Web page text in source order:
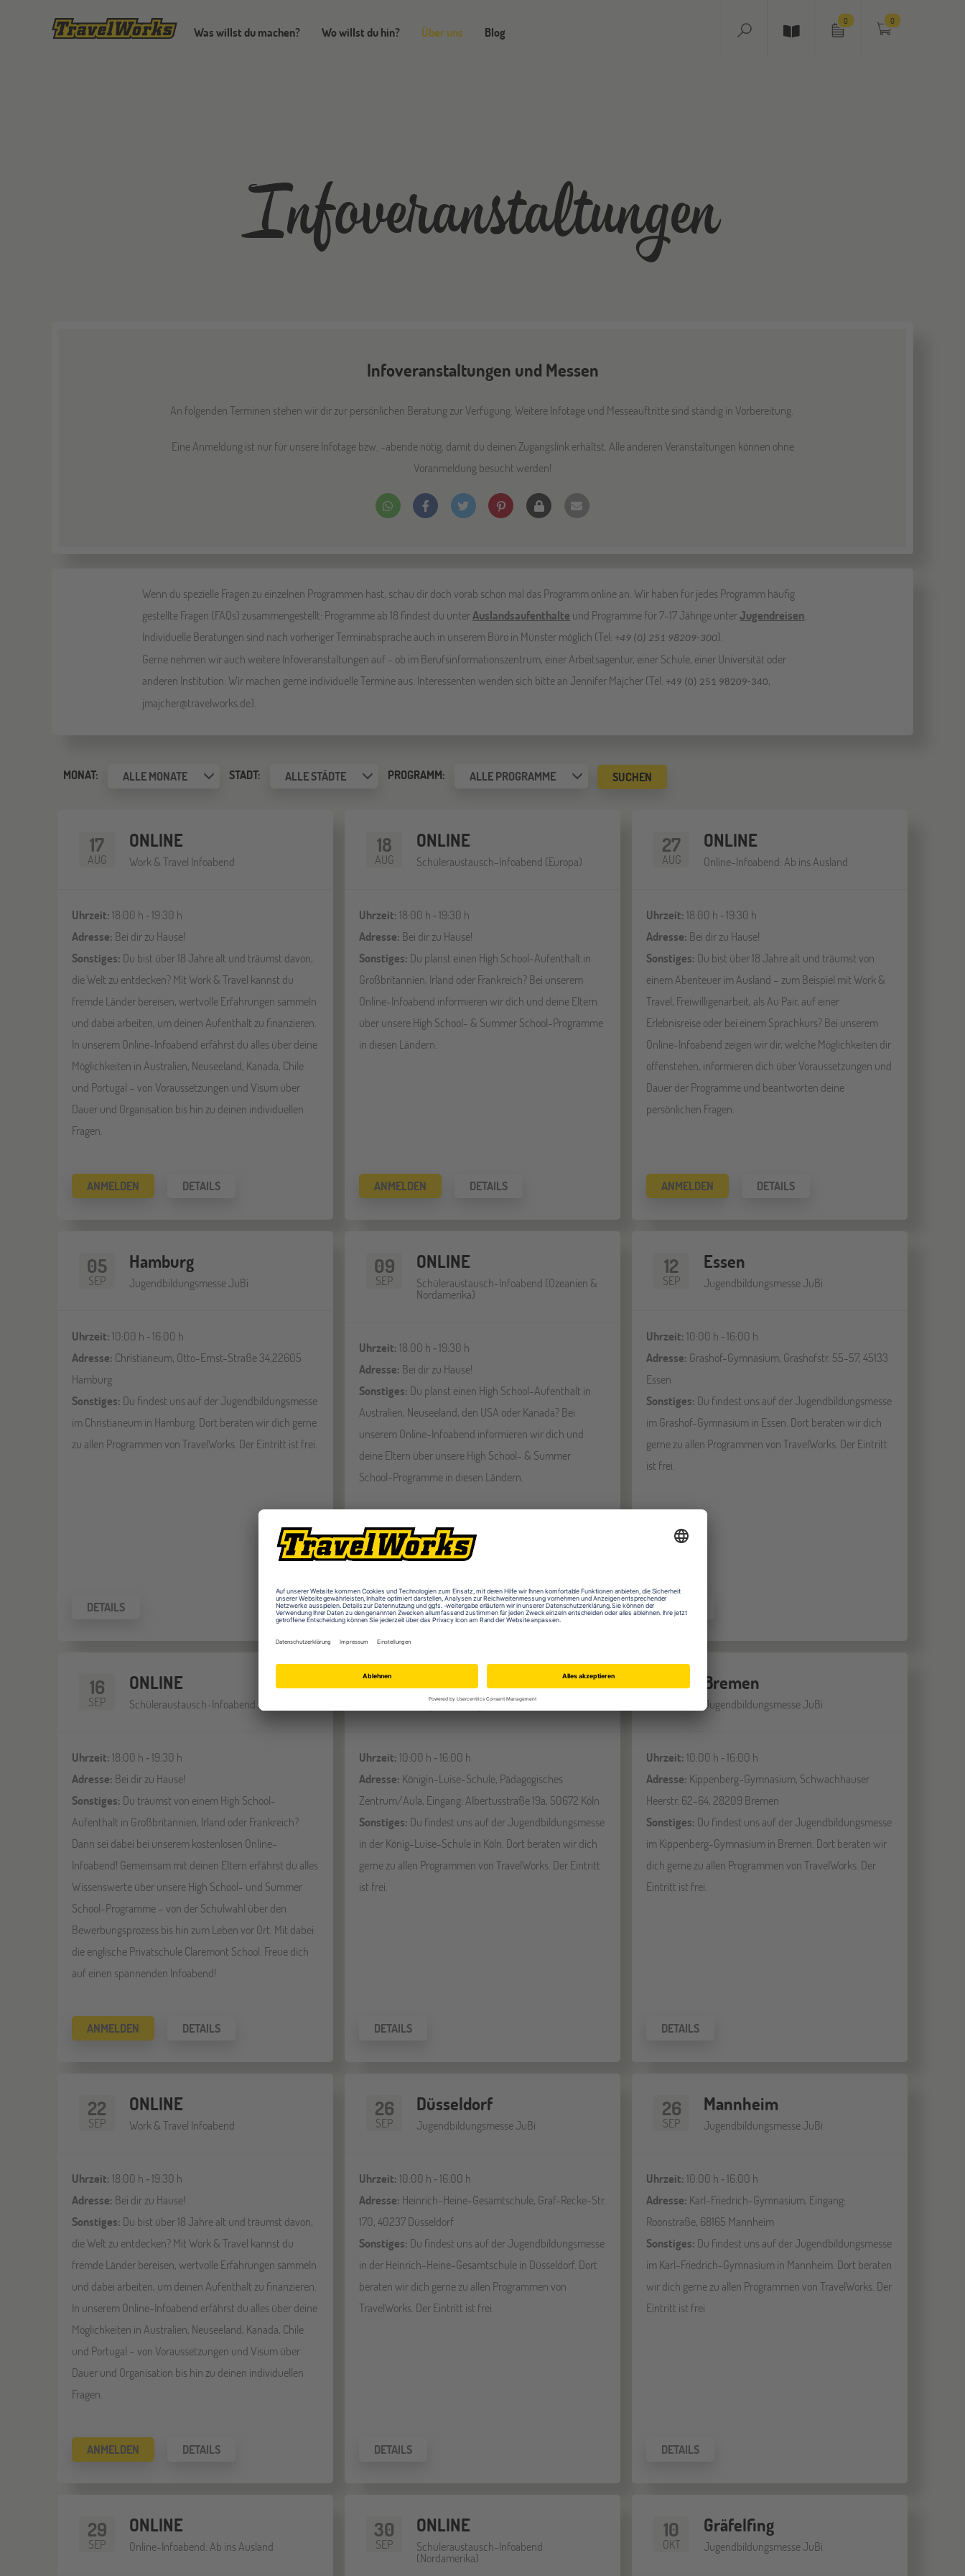
Was willst du machen? Wo willst du hin? Über uns Blog
0 0
Infoveranstaltungen
Infoveranstaltungen und Messen
An folgenden Terminen stehen wir dir zur persönlichen Beratung zur Verfügung. Weitere Infotage und Messeauftritte sind ständig in Vorbereitung.
Eine Anmeldung ist nur für unsere Infotage bzw. -abende nötig, damit du deinen Zugangslink erhältst. Alle anderen Veranstaltungen können ohne
Voranmeldung besucht werden!
Wenn du spezielle Fragen zu einzelnen Programmen hast, schau dir doch vorab schon mal das Programm online an. Wir haben für jedes Programm häufig
gestellte Fragen (FAQs) zusammengestellt: Programme ab 18 findest du unterAuslandsaufenthalte und Programme für 7-17 Jährige unterJugendreisen
Individuelle Beratungen sind nach vorheriger Terminabsprache auch in unserem Büro in Münster möglich (Tel:+49 (0) 251 98209-300).
Gerne nehmen wir auch weitere Infoveranstaltungen auf - ob im Berufsinformationszentrum, einer Arbeitsagentur, einer Schule, einer Universität oder
anderen Institution: Wir machen gerne individuelle Termine aus. Interessenten wenden sich bitte an Jennifer Majcher (Tel:+49 (0) 251 98209-340,
jmajcher@travelworks.de).
MONAT: ALLE MONATE STADT: ALLE STÄDTE PROGRAMM: ALLE PROGRAMME
17
AUG
ONLINE
Work & Travel Infoabend
Uhrzeit:18:00 h ‐ 19:30 h
Adresse: Bei dir zu Hause!
Sonstiges: Du bist über 18 Jahre alt und träumst davon,
die Welt zu entdecken? Mit Work & Travel kannst du
fremde Länder bereisen, wertvolle Erfahrungen sammeln
und dabei arbeiten, um deinen Aufenthalt zu finanzieren.
In unserem Online-Infoabend erfährst du alles über deine
Möglichkeiten in Australien, Neuseeland, Kanada, Chile
und Portugal – von Voraussetzungen und Visum über
Dauer und Organisation bis hin zu deinen individuellen
Fragen.
ANMELDEN DETAILS
18
AUG
ONLINE
Schüleraustausch-Infoabend (Europa)
Uhrzeit:18:00 h ‐ 19:30 h
Adresse: Bei dir zu Hause!
Sonstiges: Du planst einen High School-Aufenthalt in
Großbritannien, Irland oder Frankreich? Bei unserem
Online-Infoabend informieren wir dich und deine Eltern
über unsere High School- & Summer School-Programme
in diesen Ländern.
ANMELDEN DETAILS
27
AUG
ONLINE
Online-Infoabend: Ab ins Ausland
Uhrzeit:18:00 h ‐ 19:30 h
Adresse: Bei dir zu Hause!
Sonstiges: Du bist über 18 Jahre alt und träumst von
einem Abenteuer im Ausland – zum Beispiel mit Work &
Travel, Freiwilligenarbeit, als Au Pair, auf einer
Erlebnisreise oder bei einem Sprachkurs? Bei unserem
Online-Infoabend zeigen wir dir, welche Möglichkeiten dir
offenstehen, informieren dich über Voraussetzungen und
Dauer der Programme und beantworten deine
persönlichen Fragen.
ANMELDEN DETAILS
05
SEP
Hamburg
Jugendbildungsmesse JuBi
Uhrzeit:10:00 h ‐ 16:00 h
Adresse: Christianeum, Otto-Ernst-Straße 34,22605
Hamburg
Sonstiges: Du findest uns auf der Jugendbildungsmesse
im Christianeum in Hamburg. Dort beraten wir dich gerne
zu allen Programmen von TravelWorks. Der Eintritt ist frei.
DETAILS
09
SEP
ONLINE
Schüleraustausch-Infoabend (Ozeanien &
Nordamerika)
Uhrzeit:18:00 h ‐ 19:30 h
Adresse: Bei dir zu Hause!
Sonstiges: Du planst einen High School-Aufenthalt in
Australien, Neuseeland, den USA oder Kanada? Bei
unserem Online-Infoabend informieren wir dich und
deine Eltern über unsere High School- & Summer
School-Programme in diesen Ländern.
ANMELDEN DETAILS
12
SEP
Essen
Jugendbildungsmesse JuBi
Uhrzeit:10:00 h ‐ 16:00 h
Adresse: Grashof-Gymnasium, Grashofstr. 55-57, 45133
Essen
Sonstiges: Du findest uns auf der Jugendbildungsmesse
im Grashof-Gymnasium in Essen. Dort beraten wir dich
gerne zu allen Programmen von TravelWorks. Der Eintritt
ist frei.
DETAILS
16
SEP
ONLINE
Schüleraustausch-Infoabend (Europa)
Uhrzeit:18:00 h ‐ 19:30 h
Adresse: Bei dir zu Hause!
Sonstiges: Du träumst von einem High School-
Aufenthalt in Großbritannien, Irland oder Frankreich?
Dann sei dabei bei unserem kostenlosen Online-
Infoabend! Gemeinsam mit deinen Eltern erfährst du alles
Wissenswerte über unsere High School- und Summer
School-Programme – von der Schulwahl über den
Bewerbungsprozess bis hin zum Leben vor Ort. Mit dabei:
die englische Privatschule Claremont School. Freue dich
auf einen spannenden Infoabend!
ANMELDEN DETAILS
19
Jugendbildungsmesse JuBi
Uhrzeit:10:00 h ‐ 16:00 h
Adresse: Königin-Luise-Schule, Pädagogisches
Zentrum/Aula, Eingang: Albertusstraße 19a, 50672 Köln
Sonstiges: Du findest uns auf der Jugendbildungsmesse
in der König-Luise-Schule in Köln. Dort beraten wir dich
gerne zu allen Programmen von TravelWorks. Der Eintritt
ist frei.
DETAILS
19 Bremen
Jugendbildungsmesse JuBi
Uhrzeit:10:00 h ‐ 16:00 h
Adresse: Kippenberg-Gymnasium, Schwachhauser
Heerstr. 62-64, 28209 Bremen
Sonstiges: Du findest uns auf der Jugendbildungsmesse
im Kippenberg-Gymnasium in Bremen. Dort beraten wir
dich gerne zu allen Programmen von TravelWorks. Der
Eintritt ist frei.
DETAILS
22
SEP
ONLINE
Work & Travel Infoabend
Uhrzeit:18:00 h ‐ 19:30 h
Adresse: Bei dir zu Hause!
Sonstiges: Du bist über 18 Jahre alt und träumst davon,
die Welt zu entdecken? Mit Work & Travel kannst du
fremde Länder bereisen, wertvolle Erfahrungen sammeln
und dabei arbeiten, um deinen Aufenthalt zu finanzieren.
In unserem Online-Infoabend erfährst du alles über deine
Möglichkeiten in Australien, Neuseeland, Kanada, Chile
und Portugal – von Voraussetzungen und Visum über
Dauer und Organisation bis hin zu deinen individuellen
Fragen.
ANMELDEN DETAILS
26
SEP
Düsseldorf
Jugendbildungsmesse JuBi
Uhrzeit:10:00 h ‐ 16:00 h
Adresse: Heinrich-Heine-Gesamtschule, Graf-Recke-Str.
170, 40237 Düsseldorf
Sonstiges: Du findest uns auf der Jugendbildungsmesse
in der Heinrich-Heine-Gesamtschule in Düsseldorf. Dort
beraten wir dich gerne zu allen Programmen von
TravelWorks. Der Eintritt ist frei.
DETAILS
26
SEP
Mannheim
Jugendbildungsmesse JuBi
Uhrzeit:10:00 h ‐ 16:00 h
Adresse: Karl-Friedrich-Gymnasium, Eingang:
Roonstraße, 68165 Mannheim
Sonstiges: Du findest uns auf der Jugendbildungsmesse
im Karl-Friedrich-Gymnasium in Mannheim. Dort beraten
wir dich gerne zu allen Programmen von TravelWorks. Der
Eintritt ist frei
DETAILS
29
SEP
ONLINE
Online-Infoabend: Ab ins Ausland
30
SEP
ONLINE
Schüleraustausch-Infoabend
(Nordamerika)
10
OKT
Gräfelfing
Jugendbildungsmesse JuBi